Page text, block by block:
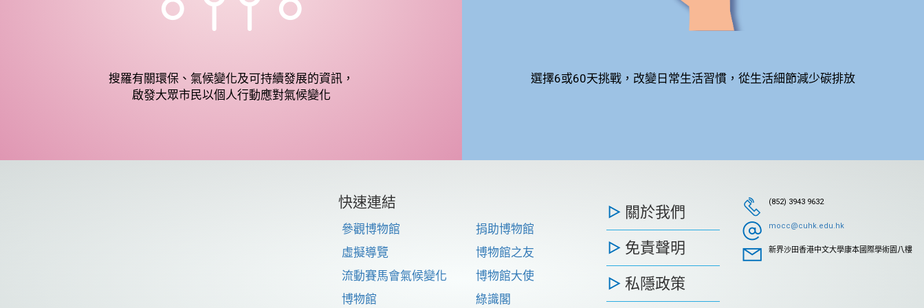
搜羅有關環保、氣候變化及可持續發展的資訊，
啟發大眾市民以個人行動應對氣候變化
選擇6或60天挑戰，改變日常生活習慣，從生活細節減少碳排放
快速連結
參觀博物館
虛擬導覽
流動賽馬會氣候變化
博物館
捐助博物館
博物館之友
博物館大使
綠識閣
關於我們
免責聲明
私隱政策
(852) 3943 9632
mocc@cuhk.edu.hk
新界沙田香港中文大學康本國際學術園八樓